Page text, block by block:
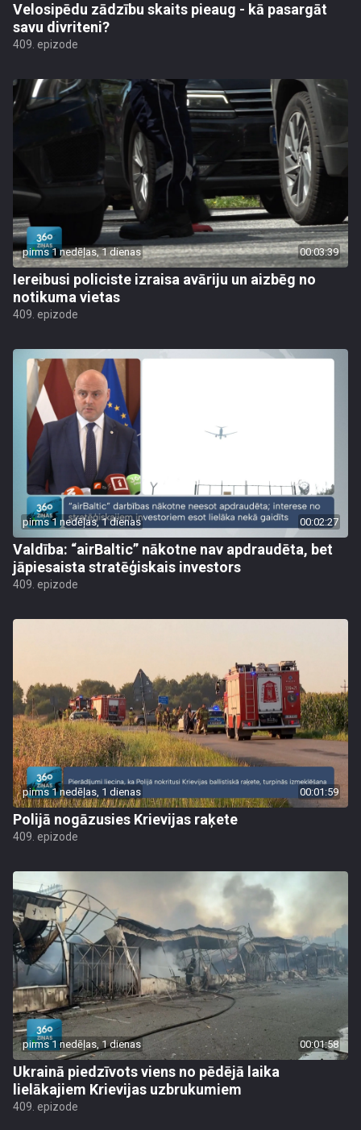
Velosipēdu zādzību skaits pieaug - kā pasargāt
savu divriteni?
409. epizode
pirms 1 nedēļas, 1 dienas 00:03:39
Iereibusi policiste izraisa avāriju un aizbēg no
notikuma vietas
409. epizode
pirms 1 nedēļas, 1 dienas 00:02:27
Valdība: “airBaltic” nākotne nav apdraudēta, bet
jāpiesaista stratēģiskais investors
409. epizode
pirms 1 nedēļas, 1 dienas 00:01:59
Polijā nogāzusies Krievijas raķete
409. epizode
pirms 1 nedēļas, 1 dienas 00:01:58
Ukrainā piedzīvots viens no pēdējā laika
lielākajiem Krievijas uzbrukumiem
409. epizode